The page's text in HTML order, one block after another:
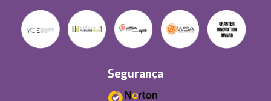
Segurança